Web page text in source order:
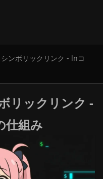
ンボリックリンク - lnコ
リックリンク -
仕組み